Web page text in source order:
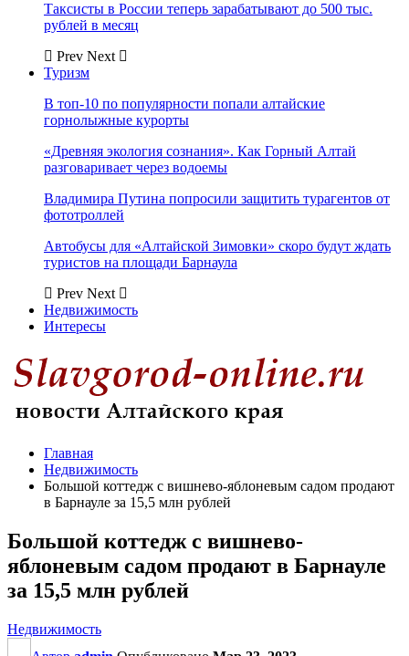
Таксисты в России теперь зарабатывают до 500 тыс.
рублей в месяц
Prev Next
Туризм
В топ-10 по популярности попали алтайские
горнолыжные курорты
«Древняя экология сознания». Как Горный Алтай
разговаривает через водоемы
Владимира Путина попросили защитить турагентов от
фототроллей
Автобусы для «Алтайской Зимовки» скоро будут ждать
туристов на площади Барнаула
Prev Next
Недвижимость
Интересы
Главная
Недвижимость
Большой коттедж с вишнево-яблоневым садом продают
в Барнауле за 15,5 млн рублей
Большой коттедж с вишнево-
яблоневым садом продают в Барнауле
за 15,5 млн рублей
Недвижимость